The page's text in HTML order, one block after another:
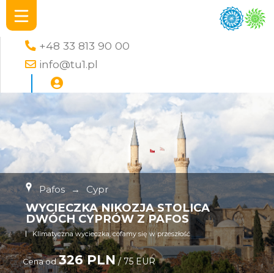
+48 33 813 90 00
info@tu1.pl
Pafos → Cypr
WYCIECZKA NIKOZJA STOLICA
DWÓCH CYPRÓW Z PAFOS
Klimatyczna wycieczka, cofamy się w przeszłość
Cena od 326 PLN/ 75 EUR